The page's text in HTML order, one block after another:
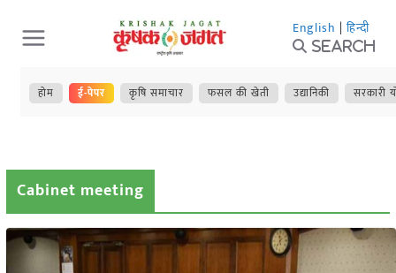
Skip
to
content
English | हिन्दी
Search
होम ई-पेपर कृषि समाचार फसल की खेती उद्यानिकी सरकारी
Cabinet meeting